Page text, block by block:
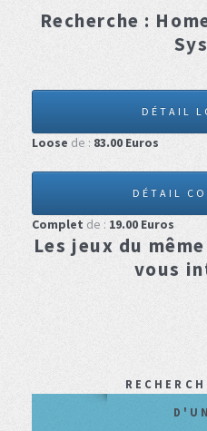
Recherche :
DÉTAIL
Loose de : 83.00 Euros
DÉTAIL
Complet de : 19.00 Euros
Les jeux du
vous